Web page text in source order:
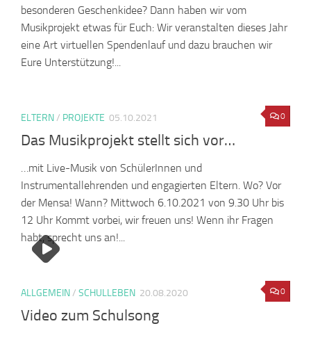
besonderen Geschenkidee? Dann haben wir vom
Musikprojekt etwas für Euch: Wir veranstalten dieses Jahr
eine Art virtuellen Spendenlauf und dazu brauchen wir
Eure Unterstützung!...
0
ELTERN/ PROJEKTE 05.10.2021
Das Musikprojekt stellt sich vor…
…mit Live-Musik von SchülerInnen und
Instrumentallehrenden und engagierten Eltern. Wo? Vor
der Mensa! Wann? Mittwoch 6.10.2021 von 9.30 Uhr bis
12 Uhr Kommt vorbei, wir freuen uns! Wenn ihr Fragen
habt, sprecht uns an!...
0
ALLGEMEIN/ SCHULLEBEN 20.08.2020
Video zum Schulsong